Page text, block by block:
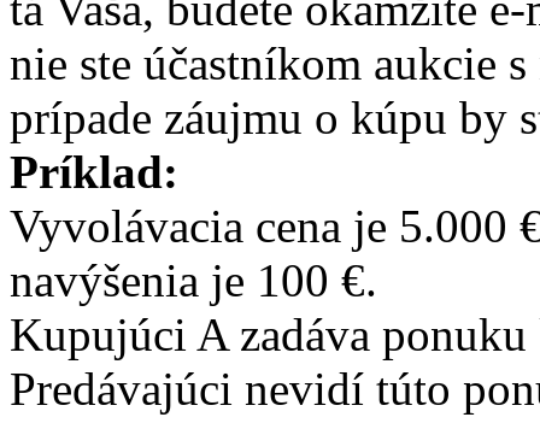
nie ste účastníkom aukcie
prípade záujmu o kúpu by
Príklad:
Vyvolávacia cena je 5.000
navýšenia je 100 €.
Kupujúci A zadáva
Predávajúci nevidí túto